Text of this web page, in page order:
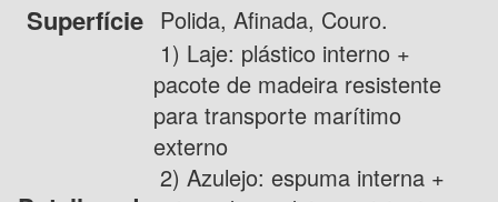
Superfície Polida, Afinada, Couro.
1) Laje: plástico interno +
pacote de madeira resistente
para transporte marítimo
externo
2) Azulejo: espuma interna +